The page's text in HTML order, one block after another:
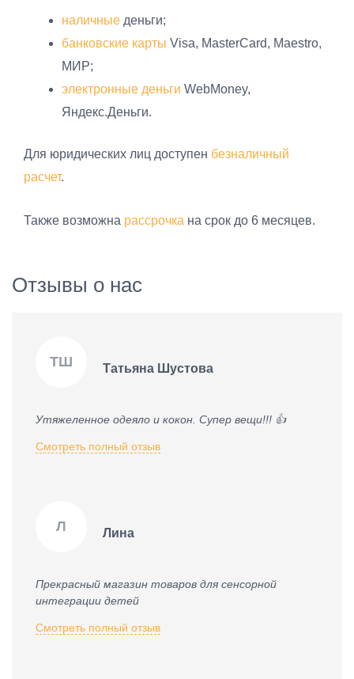
наличныеденьги;
банковские карты Visa, MasterCard, Maestro,
МИР;
электронные деньги WebMoney,
Яндекс.Деньги.
Для юридических лиц доступен безналичный
расчет.
Также возможна рассрочка на срок до 6 месяцев.
Отзывы о нас
ТШ Татьяна Шустова
Утяжеленное одеяло и кокон. Супер вещи!!! 👍
Смотреть полный отзыв
Л Лина
Прекрасный магазин товаров для сенсорной
интеграции детей
Смотреть полный отзыв